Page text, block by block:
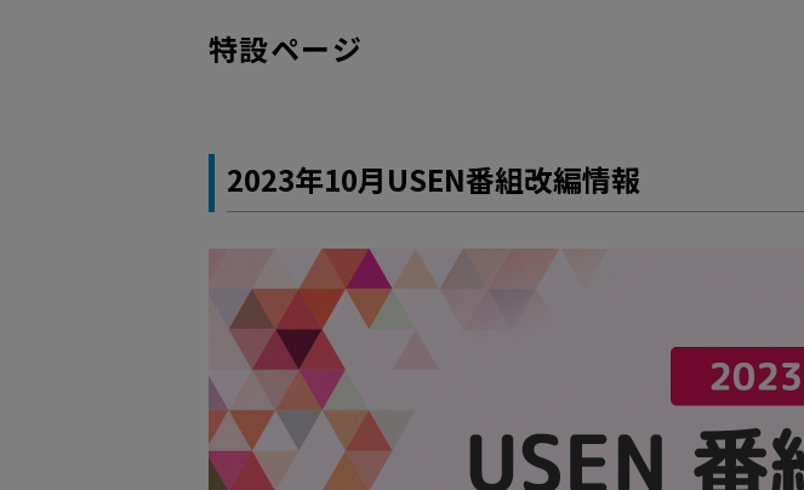
特設ページ
2023年10月USEN番組改編情報